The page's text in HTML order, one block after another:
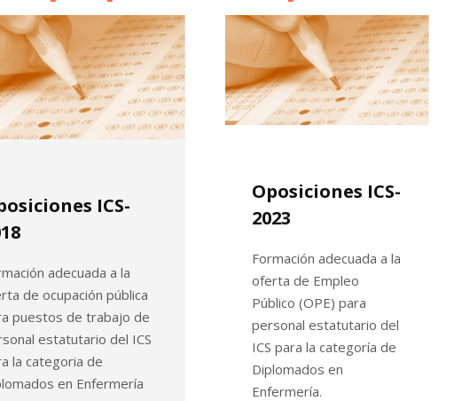
ICS-
adecuada a la
de ocupación pública
puestos de trabajo de
estatutario del ICS
la categoria de
en Enfermería
Oposiciones ICS-
2023
Formación adecuada a la
oferta de Empleo
Público (OPE) para
personal estatutario del
ICS para la categoría de
Diplomados en
Enfermería.